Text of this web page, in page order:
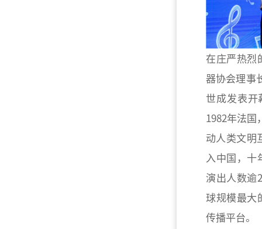
在庄严热烈
器协会理事
世成发表
1982年法国
动人类文明
入中国，十
演出人数逾
球规模最大
传播平台。